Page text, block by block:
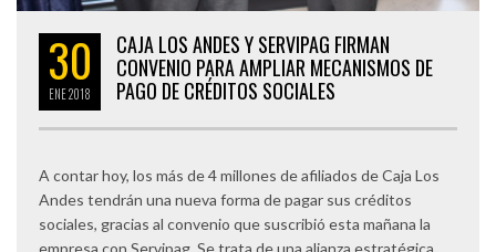
30
ENE2018
CAJA LOS ANDES Y SERVIPAG FIRMAN
CONVENIO PARA AMPLIAR MECANISMOS DE
PAGO DE CRÉDITOS SOCIALES
A contar hoy, los más de 4 millones de afiliados de Caja Los
Andes tendrán una nueva forma de pagar sus créditos
sociales, gracias al convenio que suscribió esta mañana la
empresa con Servipag. Se trata de una alianza estratégica,